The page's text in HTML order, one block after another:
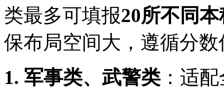
类最多可填报20所不同
保布局空间大，遵循分
1. 军事类、武警类：适配